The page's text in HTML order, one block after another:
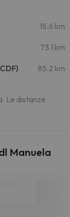
15.6 km
73.1 km
85.2 km
Le distanze
Manuela